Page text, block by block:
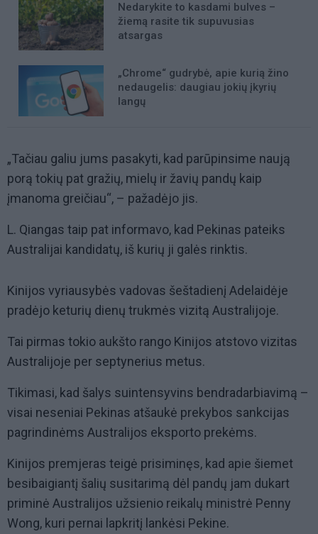
Nedarykite to kasdami bulves –
žiemą rasite tik supuvusias
atsargas
„Chrome“ gudrybė, apie kurią žino
nedaugelis: daugiau jokių įkyrių
langų
„Tačiau galiu jums pasakyti, kad parūpinsime naują
porą tokių pat gražių, mielų ir žavių pandų kaip
įmanoma greičiau“, – pažadėjo jis.
L. Qiangas taip pat informavo, kad Pekinas pateiks
Australijai kandidatų, iš kurių ji galės rinktis.
Kinijos vyriausybės vadovas šeštadienį Adelaidėje
pradėjo keturių dienų trukmės vizitą Australijoje.
Tai pirmas tokio aukšto rango Kinijos atstovo vizitas
Australijoje per septynerius metus.
Tikimasi, kad šalys suintensyvins bendradarbiavimą –
visai neseniai Pekinas atšaukė prekybos sankcijas
pagrindinėms Australijos eksporto prekėms.
Kinijos premjeras teigė prisiminęs, kad apie šiemet
besibaigiantį šalių susitarimą dėl pandų jam dukart
priminė Australijos užsienio reikalų ministrė Penny
Wong, kuri pernai lapkritį lankėsi Pekine.